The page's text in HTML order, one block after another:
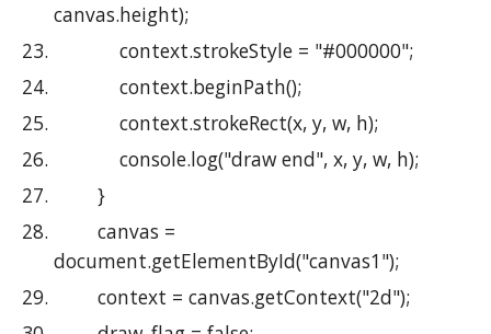
canvas.height);
            context.strokeStyle = "#000000";
            context.beginPath();
            context.strokeRect(x, y, w, h);
            console.log("draw end", x, y, w, h);
        }
        canvas =
document.getElementById("canvas1");
        context = canvas.getContext("2d");